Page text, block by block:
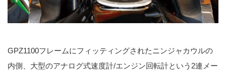
GPZ1100フレームにフィッティングされたニンジャカウルの
内側、大型のアナログ式速度計/エンジン回転計という2連メー